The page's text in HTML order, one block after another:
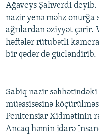
Ağaveys Şahverdi
nazir yenə məhz onurğa
ağrılardan əziyyət çərir.
həftələr rütubətli
bir qədər də gücləndirib.
Sabiq nazir
müəssisəsinə
Penitensiar Xidmətinin
Ancaq həmin idarə